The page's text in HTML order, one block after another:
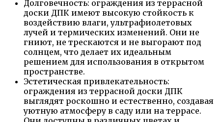
Долговечность: ограждения из террасной
доски ДПК имеют высокую стойкость к
воздействию влаги, ультрафиолетовых
лучей и термических изменений. Они не
гниют, не трескаются и не выгорают под
солнцем, что делает их идеальным
решением для использования в открытом
пространстве.
Эстетическая привлекательность:
ограждения из террасной доски ДПК
выглядят роскошно и естественно, создавая
уютную атмосферу в саду или на террасе.